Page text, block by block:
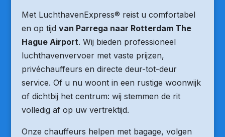
Met LuchthavenExpress® reist u comfortabel
en op tijd van Parrega naar Rotterdam The
Hague Airport. Wij bieden professioneel
luchthavenvervoer met vaste prijzen,
privéchauffeurs en directe deur-tot-deur
service. Of u nu woont in een rustige woonwijk
of dichtbij het centrum: wij stemmen de rit
volledig af op uw vertrektijd.
Onze chauffeurs helpen met bagage, volgen